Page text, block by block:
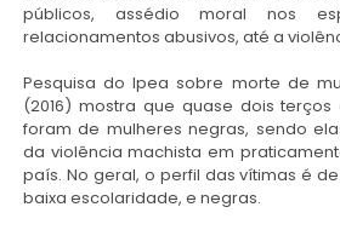
públicos, assédio moral nos
relacionamentos abusivos, até a
Pesquisa do Ipea sobre morte de
(2016) mostra que quase dois
foram de mulheres negras, sendo
da violência machista em
país. No geral, o perfil das vítimas é
baixa escolaridade, e negras.